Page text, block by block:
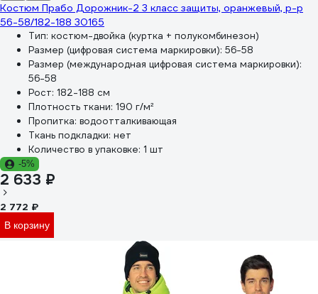
Костюм Прабо Дорожник-2 3 класс защиты, оранжевый, р-р
56-58/182-188 30165
Тип: костюм-двойка (куртка + полукомбинезон)
Размер (цифровая система маркировки): 56-58
Размер (международная цифровая система маркировки):
56-58
Рост: 182-188 см
Плотность ткани: 190 г/м²
Пропитка: водоотталкивающая
Ткань подкладки: нет
Количество в упаковке: 1 шт
-5%
2 633 ₽
2 772 ₽
В корзину